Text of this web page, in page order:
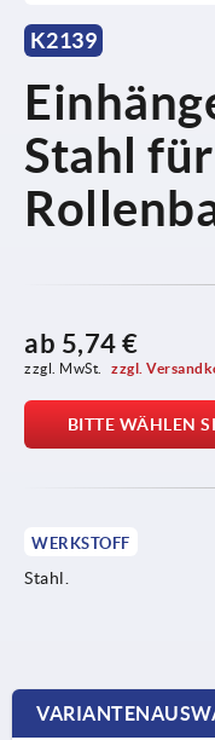
K2139
Stahl für
ab 5,74 €
zzgl. MwSt. zzgl.
BITTE WÄHLEN
WERKSTOFF
Stahl.